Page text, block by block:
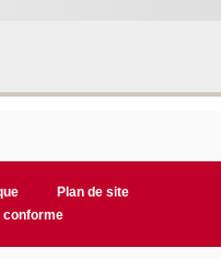
Plan de site
conforme